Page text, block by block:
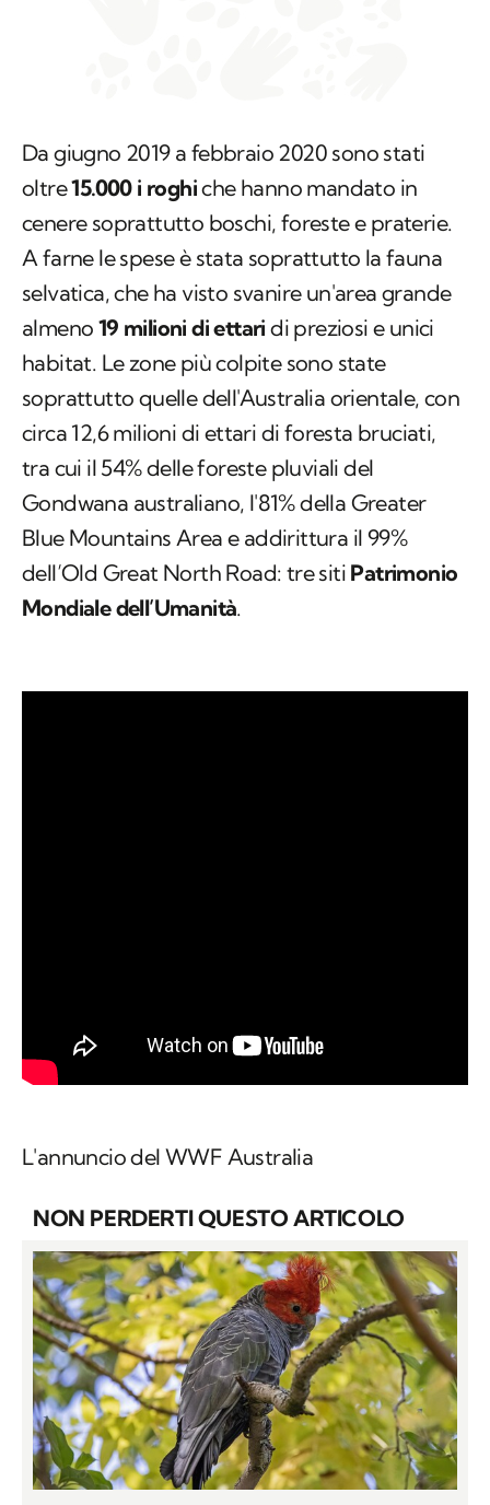
Da giugno 2019 a febbraio 2020 sono stati
oltre15.000 i roghiche hanno mandato in
cenere soprattutto boschi, foreste e praterie.
A farne le spese è stata soprattutto la fauna
selvatica, che ha visto svanire un'area grande
almeno 19 milioni di ettari di preziosi e unici
habitat. Le zone più colpite sono state
soprattutto quelle dell'Australia orientale, con
circa 12,6 milioni di ettari di foresta bruciati,
tra cui il 54% delle foreste pluviali del
Gondwana australiano, l'81% della Greater
Blue Mountains Area e addirittura il 99%
dell’Old Great North Road: tre siti Patrimonio
Mondiale dell’Umanità.
L'annuncio del WWF Australia
NON PERDERTI QUESTO ARTICOLO